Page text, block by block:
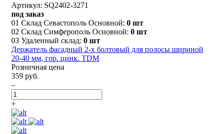
Артикул: SQ2402-3271
под заказ
01 Склад Севастополь Основной: 0 шт
02 Склад Симферополь Основной: 0 шт
03 Удаленный склад: 0 шт
Держатель фасадный 2-х болтовый для полосы шириной
20-40 мм, гор. цинк. TDM
Розничная цена
359 руб.
–
+